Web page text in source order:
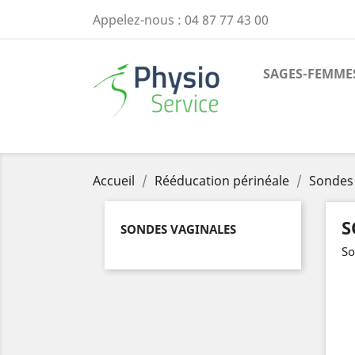
Appelez-nous : 04 87 77 43 00
SAGES-
Accueil Rééducation périnéale Sondes
SONDES VAGINALES